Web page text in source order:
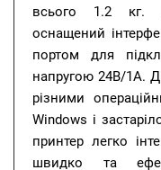
всього 1.2 кг.
оснащений
портом для
напругою 24В/1А.
різними
Windows і
принтер легко
швидко та